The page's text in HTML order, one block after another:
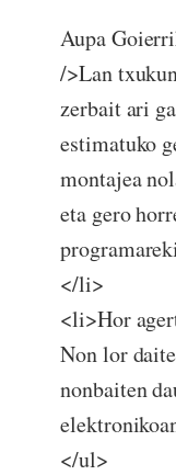
Aupa
/>Lan
zerbait ari
estimatuko
montajea
eta gero
</li>
<li>Hor
Non lor
nonbaiten
</ul>